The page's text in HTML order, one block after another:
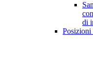
di
Posizioni